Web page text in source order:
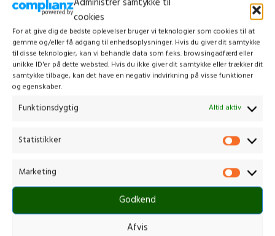
cookies
For at give dig de bedste oplevelser bruger vi teknologier som cookies til at
gemme og/eller få adgang til enhedsoplysninger. Hvis du giver dit samtykke
til disse teknologier, kan vi behandle data som f.eks. browsingadfærd eller
unikke ID'er på dette websted. Hvis du ikke giver dit samtykke eller trækker dit
samtykke tilbage, kan det have en negativ indvirkning på visse funktioner
og egenskaber.
Funktionsdygtig Altid aktiv
Statistikker
Marketing
Godkend
Afvis
COUPONS
Sed aliquet mi at libero consectetur
erat fringilla, vestibulum placerat metus mattis. Aenean dictum vi...
CONTINUE READING